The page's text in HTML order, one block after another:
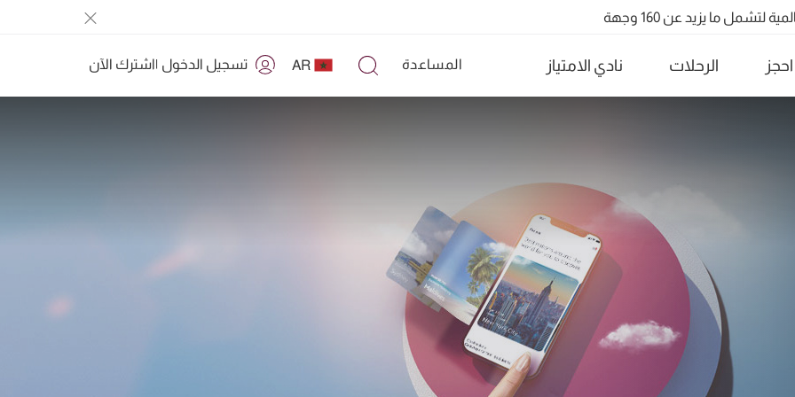
ما يزيد عن 160 وجهةاحجز الرحلات نادي الامتياز المساعدة AR تسجيل الدخول |اشترك الآن